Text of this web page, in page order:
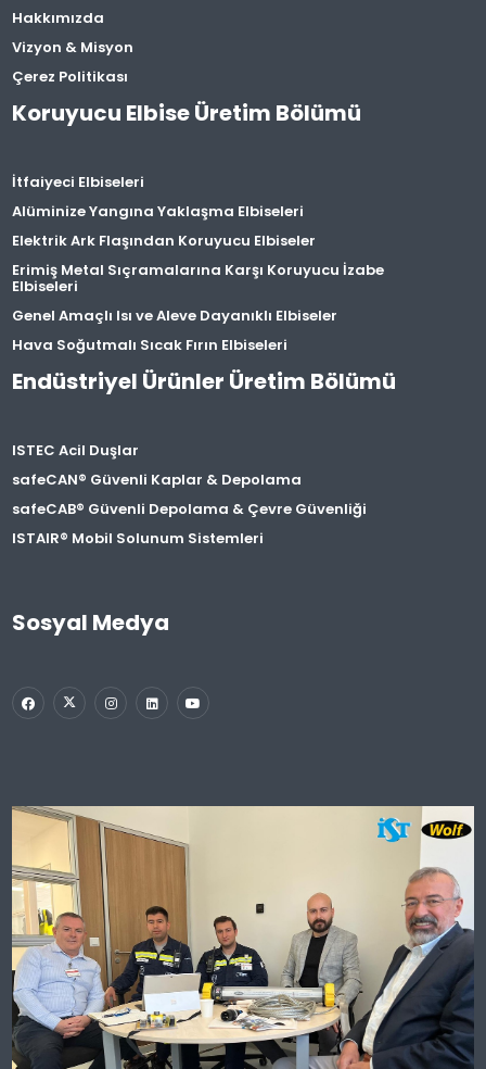
Hakkımızda
Vizyon & Misyon
Çerez Politikası
Koruyucu Elbise Üretim Bölümü
İtfaiyeci Elbiseleri
Alüminize Yangına Yaklaşma Elbiseleri
Elektrik Ark Flaşından Koruyucu Elbiseler
Erimiş Metal Sıçramalarına Karşı Koruyucu İzabe
Elbiseleri
Genel Amaçlı Isı ve Aleve Dayanıklı Elbiseler
Hava Soğutmalı Sıcak Fırın Elbiseleri
Endüstriyel Ürünler Üretim Bölümü
ISTEC Acil Duşlar
safeCAN® Güvenli Kaplar & Depolama
safeCAB® Güvenli Depolama & Çevre Güvenliği
ISTAIR® Mobil Solunum Sistemleri
Sosyal Medya